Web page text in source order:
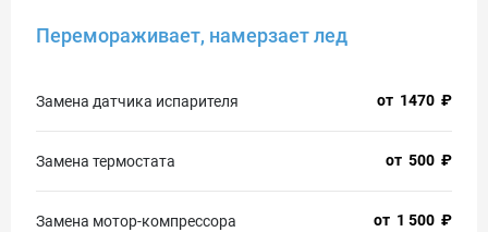
Перемораживает, намерзает лед
Замена датчика испарителя от 1470 ₽
Замена термостата от 500 ₽
Замена мотор-компрессора от 1 500 ₽